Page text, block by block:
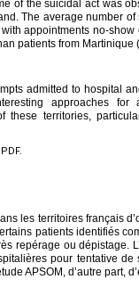
of the suicidal act was
The average number
appointments no-
patients from
admitted to hospital
approaches
these territories,
les territoires français
patients identifiés
repérage ou dépistage.
pour tentative
APSOM, d’autre part,